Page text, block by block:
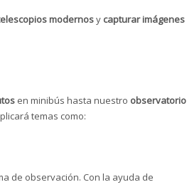
modernosy capturar imágenes
en minibús hasta nuestro observatorio
temas como:
de observación. Con la ayuda de